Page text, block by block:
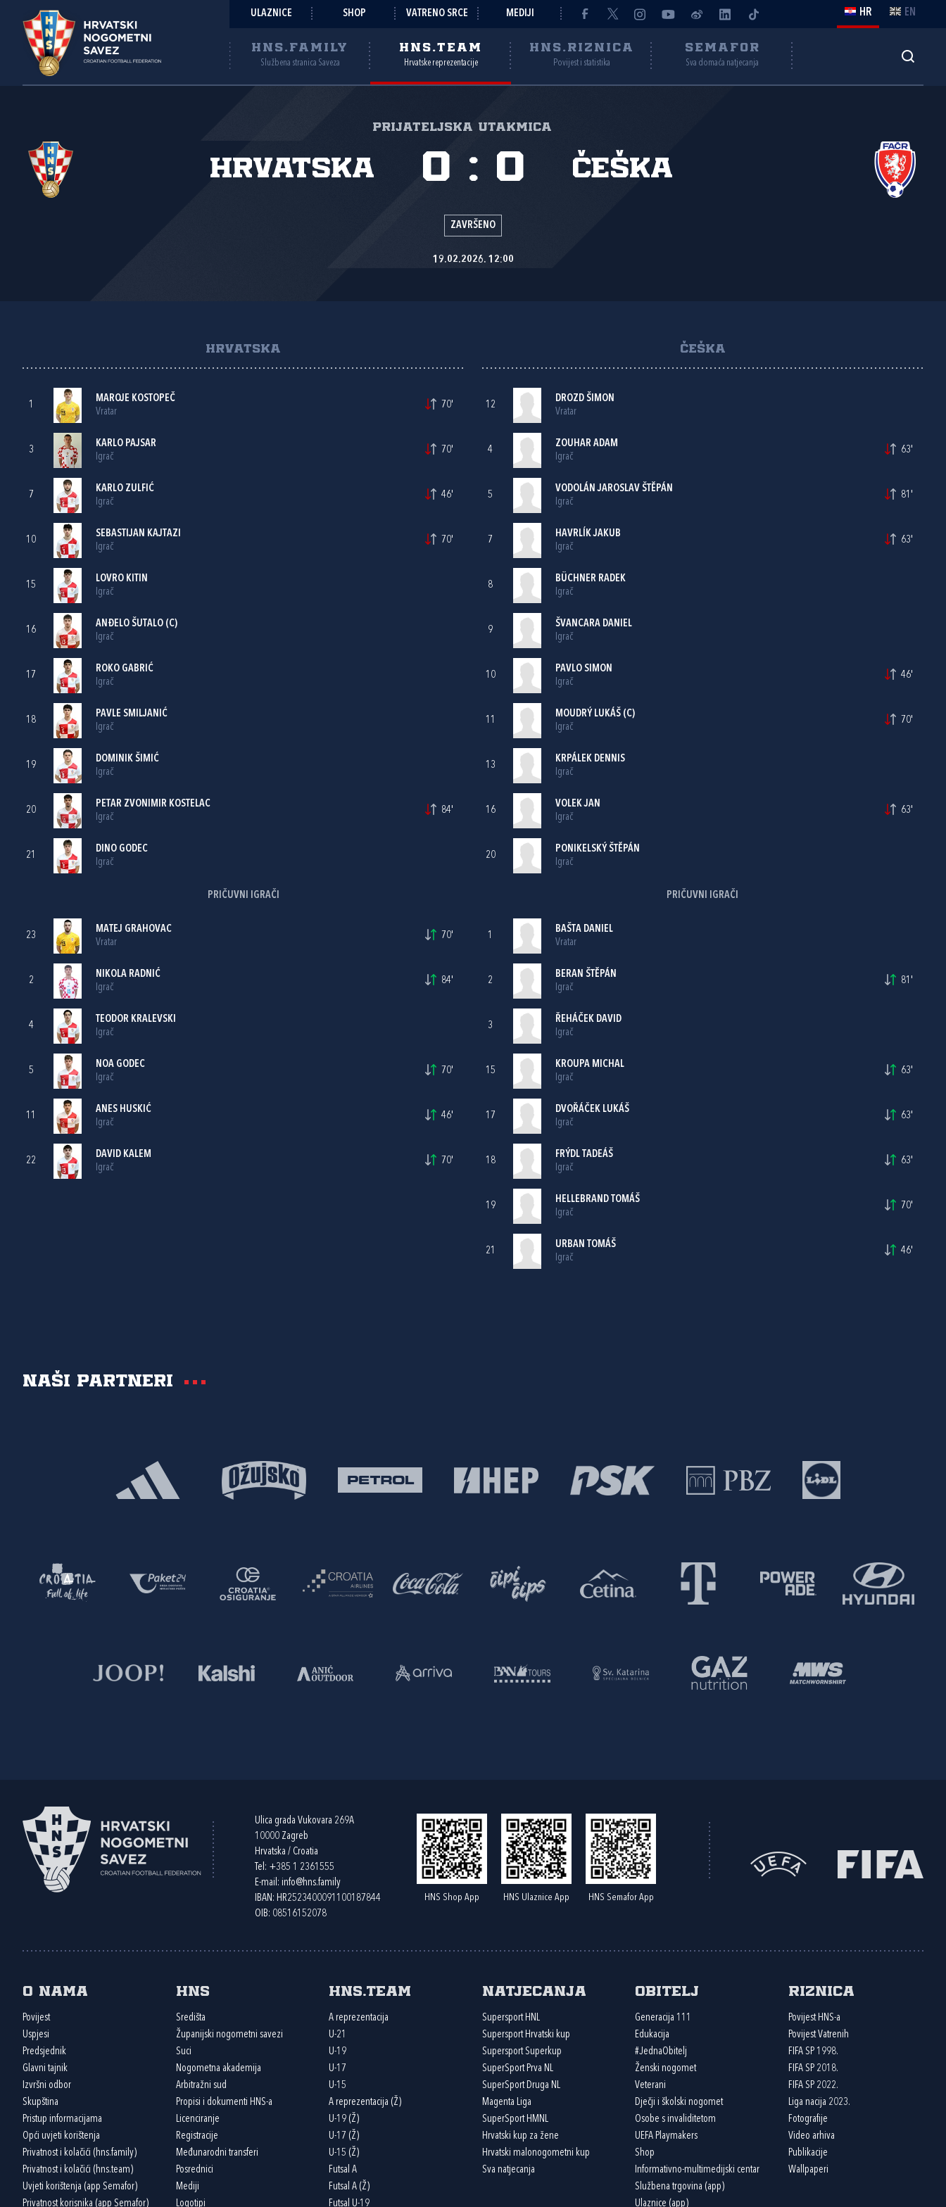
ULAZNICE SHOP VATRENO SRCE MEDIJI HR EN
HNS.FAMILY
Službena stranica Saveza
HNS.TEAM
Hrvatske reprezentacije
HNS.RIZNICA
Povijest i statistika
SEMAFOR
Sva domaća natjecanja
Prijateljska utakmica
Hrvatska Češka
0 : 0
ZAVRŠENO
19.02.2026. 12:00
HRVATSKA
1
MAROJE KOSTOPEČ
Vratar
70'
3
KARLO PAJSAR
Igrač
70'
7
KARLO ZULFIĆ
Igrač
46'
10
SEBASTIJAN KAJTAZI
Igrač
70'
15
LOVRO KITIN
Igrač
16
ANĐELO ŠUTALO (C)
Igrač
17
ROKO GABRIĆ
Igrač
18
PAVLE SMILJANIĆ
Igrač
19
DOMINIK ŠIMIĆ
Igrač
20
PETAR ZVONIMIR KOSTELAC
Igrač
84'
21
DINO GODEC
Igrač
PRIČUVNI IGRAČI
23
MATEJ GRAHOVAC
Vratar
70'
2
NIKOLA RADNIĆ
Igrač
84'
4
TEODOR KRALEVSKI
Igrač
5
NOA GODEC
Igrač
70'
11
ANES HUSKIĆ
Igrač
46'
22
DAVID KALEM
Igrač
70'
ČEŠKA
12
DROZD ŠIMON
Vratar
4
ZOUHAR ADAM
Igrač
63'
5
VODOLÁN JAROSLAV ŠTĚPÁN
Igrač
81'
7
HAVRLÍK JAKUB
Igrač
63'
8
BÜCHNER RADEK
Igrač
9
ŠVANCARA DANIEL
Igrač
10
PAVLO SIMON
Igrač
46'
11
MOUDRÝ LUKÁŠ (C)
Igrač
70'
13
KRPÁLEK DENNIS
Igrač
16
VOLEK JAN
Igrač
63'
20
PONIKELSKÝ ŠTĚPÁN
Igrač
PRIČUVNI IGRAČI
1
BAŠTA DANIEL
Vratar
2
BERAN ŠTĚPÁN
Igrač
81'
3
ŘEHÁČEK DAVID
Igrač
15
KROUPA MICHAL
Igrač
63'
17
DVOŘÁČEK LUKÁŠ
Igrač
63'
18
FRÝDL TADEÁŠ
Igrač
63'
19
HELLEBRAND TOMÁŠ
Igrač
70'
21
URBAN TOMÁŠ
Igrač
46'
Naši partneri
Ulica grada Vukovara 269A
10000 Zagreb
Hrvatska / Croatia
Tel: +385 1 2361555
E-mail: info@hns.family
IBAN: HR2523400091100187844
OIB: 08516152078
HNS Shop App HNS Ulaznice App HNS Semafor App
O nama
Povijest
Uspjesi
Predsjednik
Glavni tajnik
Izvršni odbor
Skupština
Pristup informacijama
Opći uvjeti korištenja
Privatnost i kolačići (hns.family)
Privatnost i kolačići (hns.team)
Uvjeti korištenja (app Semafor)
Privatnost korisnika (app Semafor)
HNS
Središta
Županijski nogometni savezi
Suci
Nogometna akademija
Arbitražni sud
Propisi i dokumenti HNS-a
Licenciranje
Registracije
Međunarodni transferi
Posrednici
Mediji
Logotipi
HNS.team
A reprezentacija
U-21
U-19
U-17
U-15
A reprezentacija (Ž)
U-19 (Ž)
U-17 (Ž)
U-15 (Ž)
Futsal A
Futsal A (Ž)
Futsal U-19
Natjecanja
Supersport HNL
Supersport Hrvatski kup
Supersport Superkup
SuperSport Prva NL
SuperSport Druga NL
Magenta Liga
SuperSport HMNL
Hrvatski kup za žene
Hrvatski malonogometni kup
Sva natjecanja
Obitelj
Generacija 111
Edukacija
#JednaObitelj
Ženski nogomet
Veterani
Dječji i školski nogomet
Osobe s invaliditetom
UEFA Playmakers
Shop
Informativno-multimedijski centar
Službena trgovina (app)
Ulaznice (app)
Riznica
Povijest HNS-a
Povijest Vatrenih
FIFA SP 1998.
FIFA SP 2018.
FIFA SP 2022.
Liga nacija 2023.
Fotografije
Video arhiva
Publikacije
Wallpaperi